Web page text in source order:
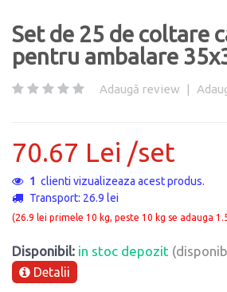
Set de 25 de coltare
pentru ambalare
Adaugă review |
70.67 Lei /set
1 clienti vizualizeaza acest produs.
Transport: 26.9 lei
(26.9 lei primele 10 kg, peste 10 kg se adauga
Disponibil: in stoc depozit
Detalii